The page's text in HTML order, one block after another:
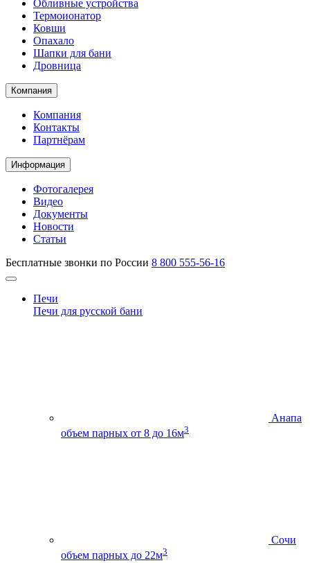
Обливные устройства
Термоионатор
Ковши
Опахало
Шапки для бани
Дровница
Компания
Компания
Контакты
Партнёрам
Информация
Фотогалерея
Видео
Документы
Новости
Статьи
Бесплатные звонки по России 8 800 555-56-16
Печи
Печи для русской бани
Анапа
объем парных от 8 до 16м3
Сочи
объем парных до 22м3